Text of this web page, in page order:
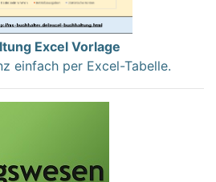
Excel Vorlage
einfach per Excel-Tabelle.